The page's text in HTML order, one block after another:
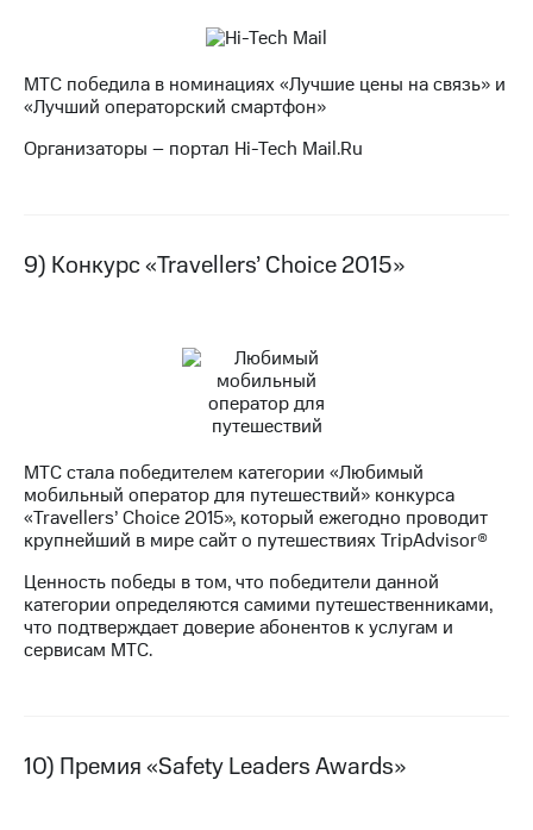
МТС победила в номинациях «Лучшие цены на связь» и
«Лучший операторский смартфон»
Организаторы – портал Hi-Tech Mail.Ru
9) Конкурс «Travellers’ Choice 2015»
МТС стала победителем категории «Любимый
мобильный оператор для путешествий» конкурса
«Travellers’ Choice 2015», который ежегодно проводит
крупнейший в мире сайт о путешествиях TripAdvisor®
Ценность победы в том, что победители данной
категории определяются самими путешественниками,
что подтверждает доверие абонентов к услугам и
сервисам МТС.
10) Премия «Safety Leaders Awards»